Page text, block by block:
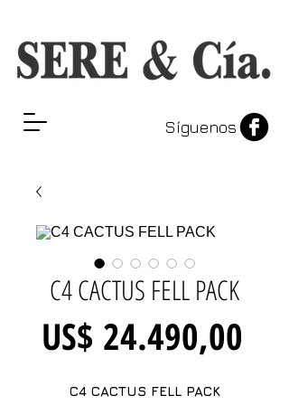
Síguenos
C4 CACTUS FELL PACK
US$ 24.490,00
C4 CACTUS FELL PACK